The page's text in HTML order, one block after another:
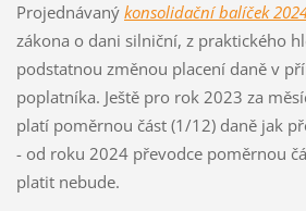
Projednávaný konsolidační balíček
zákona o dani silniční, z praktického
podstatnou změnou placení daně v
poplatníka. Ještě pro rok 2023 za
platí poměrnou část (1/12) daně jak
- od roku 2024 převodce poměrnou
platit nebude.